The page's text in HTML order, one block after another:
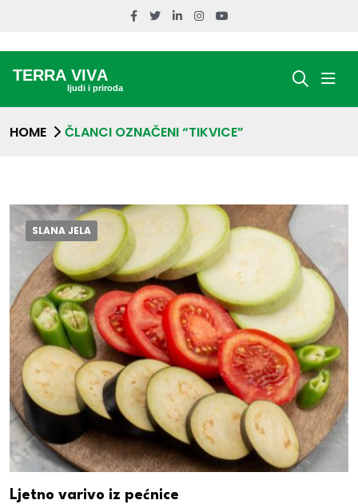
HOME ČLANCI OZNAČENI “TIKVICE”
SLANA JELA
Ljetno varivo iz pećnice